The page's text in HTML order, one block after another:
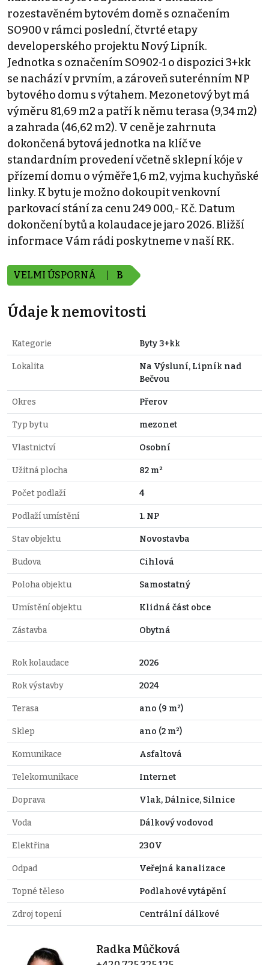
rozestavěném bytovém domě s označením
SO900 v rámci poslední, čtvrté etapy
developerského projektu Nový Lipník.
Jednotka s označením SO902-1 o dispozici 3+kk
se nachází v prvním, a zároveň suterénním NP
bytového domu s výtahem. Mezonetový byt má
výměru 81,69 m2 a patří k němu terasa (9,34 m2)
a zahrada (46,62 m2). V ceně je zahrnuta
dokončená bytová jednotka na klíč ve
standardním provedení včetně sklepní kóje v
přízemí domu o výměře 1,6 m2, vyjma kuchyňské
linky. K bytu je možno dokoupit venkovní
parkovací stání za cenu 249 000,- Kč. Datum
dokončení bytů a kolaudace je jaro 2026. Bližší
informace Vám rádi poskytneme v naší RK.
VELMI ÚSPORNÁ B
Údaje k nemovitosti
Kategorie Byty 3+kk
Lokalita
Na Výsluní, Lipník nad
Bečvou
Okres Přerov
Typ bytu mezonet
Vlastnictví Osobní
Užitná plocha 82 m²
Počet podlaží 4
Podlaží umístění 1. NP
Stav objektu Novostavba
Budova Cihlová
Poloha objektu Samostatný
Umístění objektu Klidná část obce
Zástavba Obytná
Rok kolaudace 2026
Rok výstavby 2024
Terasa ano (9 m²)
Sklep ano (2 m²)
Komunikace Asfaltová
Telekomunikace Internet
Doprava Vlak, Dálnice, Silnice
Voda Dálkový vodovod
Elektřina 230V
Odpad Veřejná kanalizace
Topné těleso Podlahové vytápění
Zdroj topení Centrální dálkové
Radka Můčková